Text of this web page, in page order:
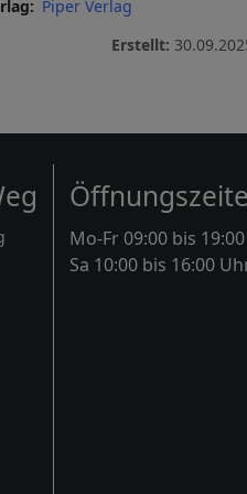
Piper Verlag
Erstellt:
Mo-Fr 09:00 bis
Sa 10:00 bis 16:00